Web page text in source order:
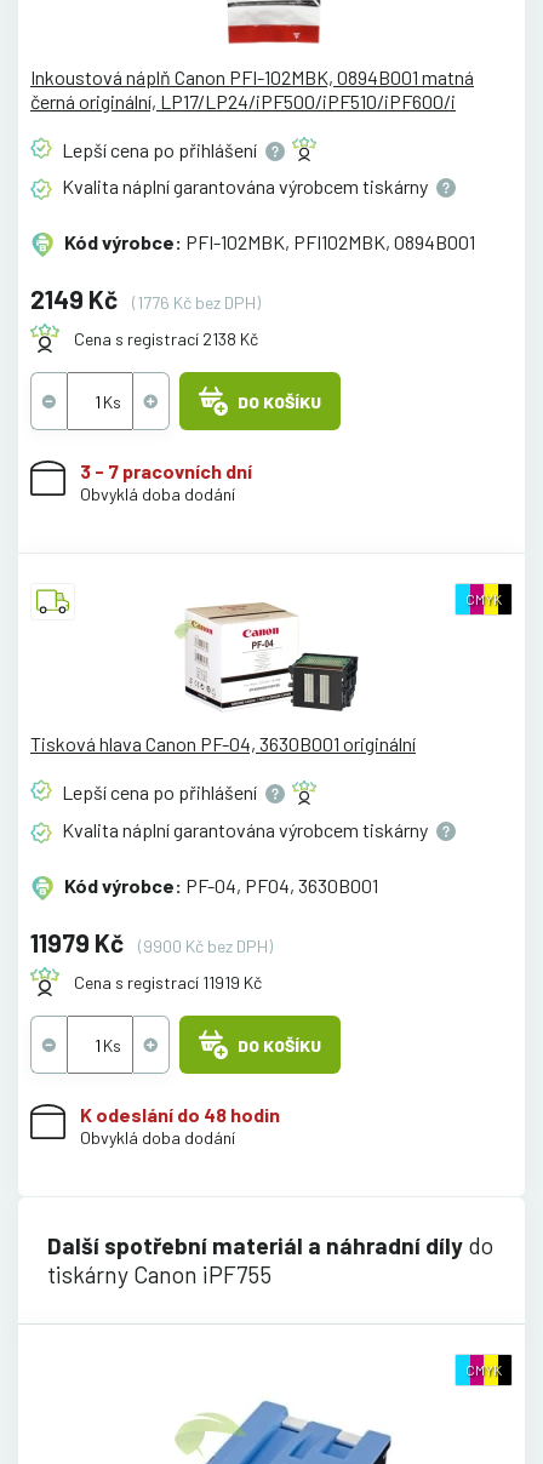
Inkoustová náplň Canon PFI-102MBK, 0894B001 matná
černá originální, LP17/LP24/iPF500/iPF510/iPF600/i
Lepší cena po přihlášení
Kvalita náplní garantována výrobcem tiskárny
Kód výrobce: PFI-102MBK, PFI102MBK, 0894B001
2149 Kč
(1776 Kč bez DPH)
Cena s registrací 2138 Kč
DO KOŠÍKU
3 - 7 pracovních dní
Obvyklá doba dodání
CMYK
Tisková hlava Canon PF-04, 3630B001 originální
Lepší cena po přihlášení
Kvalita náplní garantována výrobcem tiskárny
Kód výrobce: PF-04, PF04, 3630B001
11979 Kč
(9900 Kč bez DPH)
Cena s registrací 11919 Kč
DO KOŠÍKU
K odeslání do 48 hodin
Obvyklá doba dodání
Další spotřební materiál a náhradní díly do
tiskárny Canon iPF755
CMYK